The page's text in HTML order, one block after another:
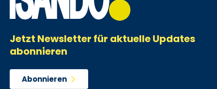
Jetzt Newsletter für aktuelle Updates
abonnieren
Abonnieren